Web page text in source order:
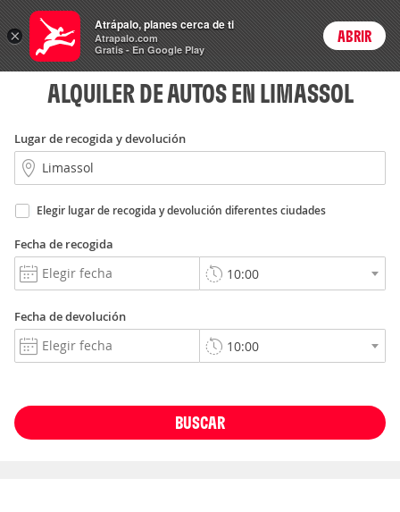
Autos Precios enPeso
ARSCambiar moneda
Login
ALQUILER DE AUTOS EN LIMASSOL
Lugar de recogida y devolución
Elegir lugar de recogida y devolución diferentes ciudades
Fecha de recogida
Fecha de devolución
BUSCAR
×
Atrápalo, planes cerca de ti
Atrapalo.com
Gratis - En Google Play
ABRIR